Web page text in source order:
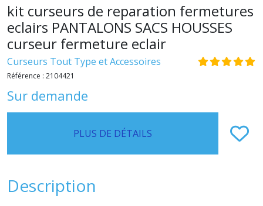
kit curseurs de reparation fermetures
eclairs PANTALONS SACS HOUSSES
curseur fermeture eclair
Curseurs Tout Type et Accessoires
Référence : 2104421
Sur demande
PLUS DE DÉTAILS
Description